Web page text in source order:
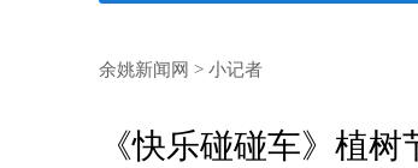
余姚新闻网 > 小记者
《快乐碰碰车》植